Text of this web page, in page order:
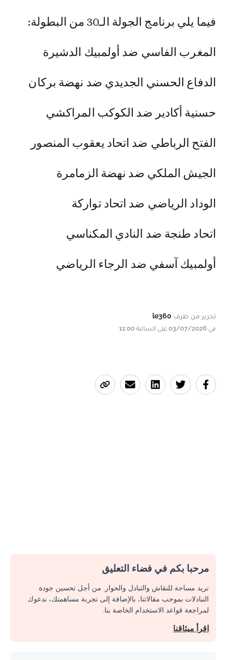
فيما يلي برنامج الجولة الـ30 من البطولة:
المغرب الفاسي ضد أولمبيك الدشيرة
الدفاع الحسني الجديدي ضد نهضة بركان
حسنية أكادير ضد الكوكب المراكشي
الفتح الرباطي ضد اتحاد يعقوب المنصور
الجيش الملكي ضد نهضة الزمامرة
الوداد الرياضي ضد اتحاد تواركة
اتحاد طنجة ضد النادي المكناسي
أولمبيك آسفي ضد الرجاء الرياضي
تحرير من طرف le360
في 03/07/2026 على الساعة 11:00
مرحبا بكم في فضاء التعليق
نريد مساحة للنقاش والتبادل والحوار. من أجل تحسين جودة
التبادلات بموجب مقالاتنا، بالإضافة إلى تجربة مساهمتك، ندعوك
لمراجعة قواعد الاستخدام الخاصة بنا.
اقرأ ميثاقنا